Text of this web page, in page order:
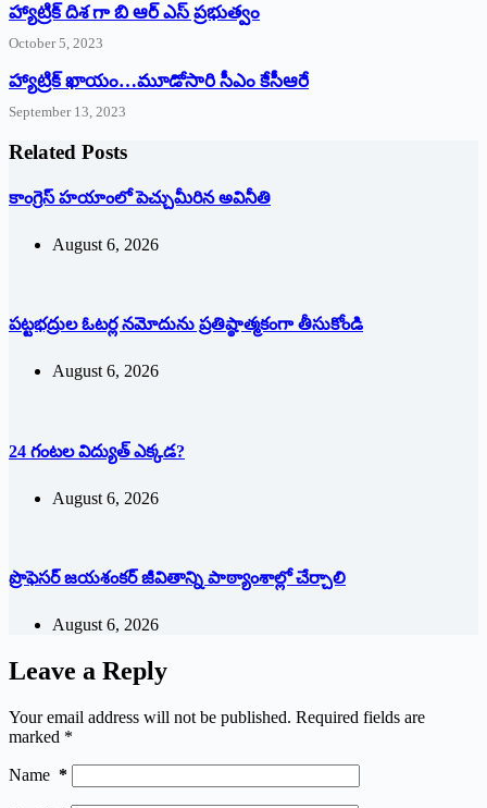
హ్యాట్రిక్ దిశ గా బి ఆర్ ఎస్ ప్రభుత్వం
October 5, 2023
హ్యాట్రిక్‌ ‌ఖాయం…మూడోసారి సీఎం కేసీఆరే
September 13, 2023
Related Posts
కాంగ్రెస్ హయాంలో పెచ్చుమీరిన అవినీతి
August 6, 2026
పట్టభద్రుల ఓటర్ల నమోదును ప్రతిష్ఠాత్మకంగా తీసుకోండి
August 6, 2026
24 గంటల విద్యుత్ ఎక్కడ?
August 6, 2026
ప్రొఫెసర్ జయశంకర్ జీవితాన్ని పాఠ్యాంశాల్లో చేర్చాలి
August 6, 2026
Leave a Reply
Your email address will not be published. Required fields are
marked *
Name *